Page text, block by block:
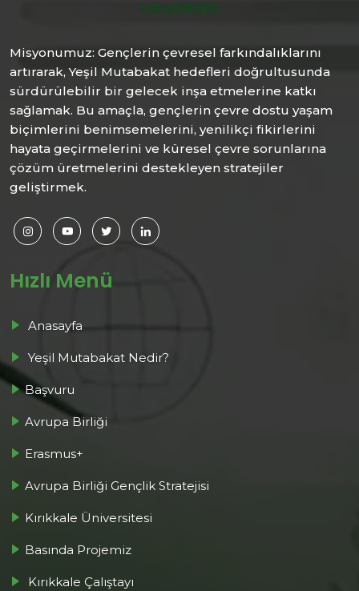
Misyonumuz: Gençlerin çevresel farkındalıklarını
artırarak, Yeşil Mutabakat hedefleri doğrultusunda
sürdürülebilir bir gelecek inşa etmelerine katkı
sağlamak. Bu amaçla, gençlerin çevre dostu yaşam
biçimlerini benimsemelerini, yenilikçi fikirlerini
hayata geçirmelerini ve küresel çevre sorunlarına
çözüm üretmelerini destekleyen stratejiler
geliştirmek.
Hızlı Menü
Anasayfa
Yeşil Mutabakat Nedir?
Başvuru
Avrupa Birliği
Erasmus+
Avrupa Birliği Gençlik Stratejisi
Kırıkkale Üniversitesi
Basında Projemiz
Kırıkkale Çalıştayı